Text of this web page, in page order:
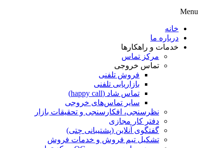
Menu
خانه
درباره ما
خدمات و راهکارها
مرکز تماس
تماس خروجی
فروش تلفنی
بازاریابی تلفنی
تماس شاد (happy call)
سایر تماس‌های خروجی
نظرسنجی، افکارسنجی و تحقیقات بازار
دفتر کار مجازی
گفتگوی آنلاین (پشتیبانی چتی)
تشکیل تیم فروش و خدمات فروش